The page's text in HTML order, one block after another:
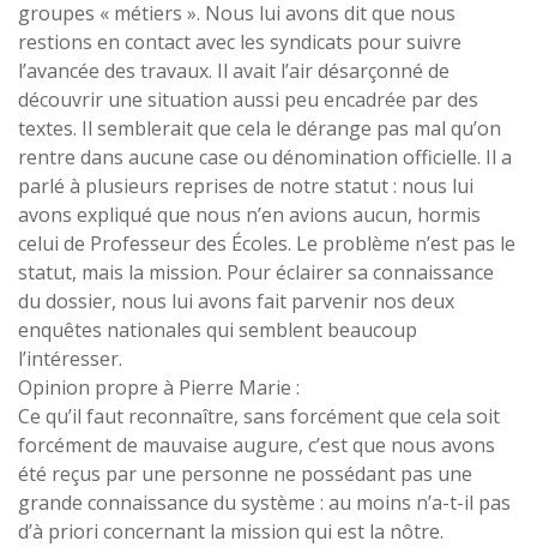
groupes « métiers ». Nous lui avons dit que nous
restions en contact avec les syndicats pour suivre
l’avancée des travaux. Il avait l’air désarçonné de
découvrir une situation aussi peu encadrée par des
textes. Il semblerait que cela le dérange pas mal qu’on
rentre dans aucune case ou dénomination officielle. Il a
parlé à plusieurs reprises de notre statut : nous lui
avons expliqué que nous n’en avions aucun, hormis
celui de Professeur des Écoles. Le problème n’est pas le
statut, mais la mission. Pour éclairer sa connaissance
du dossier, nous lui avons fait parvenir nos deux
enquêtes nationales qui semblent beaucoup
l’intéresser.
Opinion propre à Pierre Marie :
Ce qu’il faut reconnaître, sans forcément que cela soit
forcément de mauvaise augure, c’est que nous avons
été reçus par une personne ne possédant pas une
grande connaissance du système : au moins n’a-t-il pas
d’à priori concernant la mission qui est la nôtre.